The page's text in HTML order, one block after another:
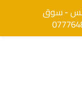
- سوق